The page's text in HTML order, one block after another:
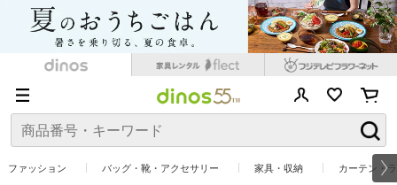
ファッション バッグ・靴・アクセサリー 家具・収納 カーテン・